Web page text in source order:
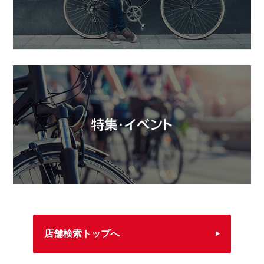
店舗検索トップへ